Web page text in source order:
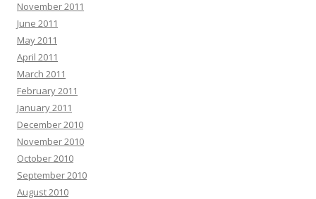
November 2011
June 2011
May 2011
April 2011
March 2011
February 2011
January 2011
December 2010
November 2010
October 2010
September 2010
August 2010